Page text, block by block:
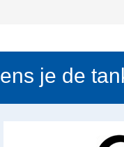
je de